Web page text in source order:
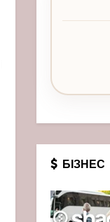
БІЗНЕС